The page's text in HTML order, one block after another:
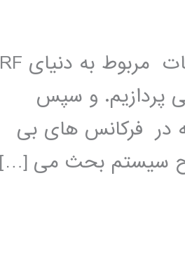
توصیف دوره آموزشی در این دوره ما به بررسی اطلاعات مربوط به دنیای RF
پردازیم. و سپس
در فرکانس های بی